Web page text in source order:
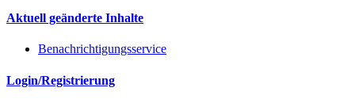
Aktuell geänderte Inhalte
Benachrichtigungsservice
Login/Registrierung